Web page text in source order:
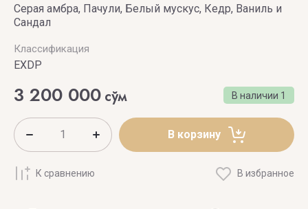
Серая амбра, Пачули, Белый мускус, Кедр, Ваниль и
Сандал
Классификация
EXDP
В наличии 1
3 200 000 сўм
В корзину
К сравнению В избранное